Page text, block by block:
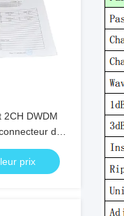
2CH DWDM
de
prix